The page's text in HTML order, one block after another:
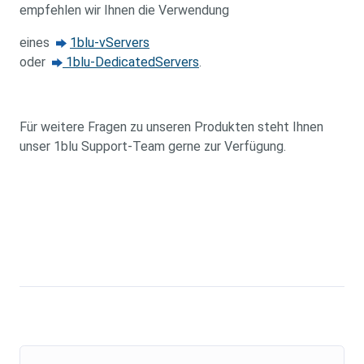
empfehlen wir Ihnen die Verwendung
eines
1blu-vServers
oder
1blu-DedicatedServers.
Für weitere Fragen zu unseren Produkten steht Ihnen
unser 1blu Support-Team gerne zur Verfügung.